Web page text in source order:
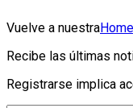
Vuelve a nuestra
Recibe las últimas
Registrarse implica